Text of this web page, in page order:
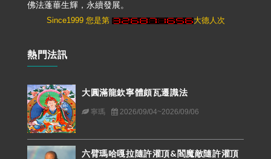
佛法蓬蓽生輝，永續發展。
Since1999 您是第 大德人次
熱門法訊
大圓滿龍欽寧體頗瓦遷識法
寧瑪 2026/09/04~2026/09/06
六臂瑪哈嘎拉隨許灌頂&閻魔敵隨許灌頂